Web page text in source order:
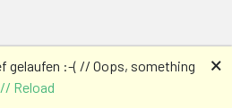
gelaufen :-( // Oops, something
Reload
🗙